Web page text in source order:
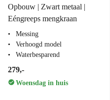
Opbouw | Zwart metaal |
Eéngreeps mengkraan
Messing
Verhoogd model
Waterbesparend
279,-
Woensdag in huis